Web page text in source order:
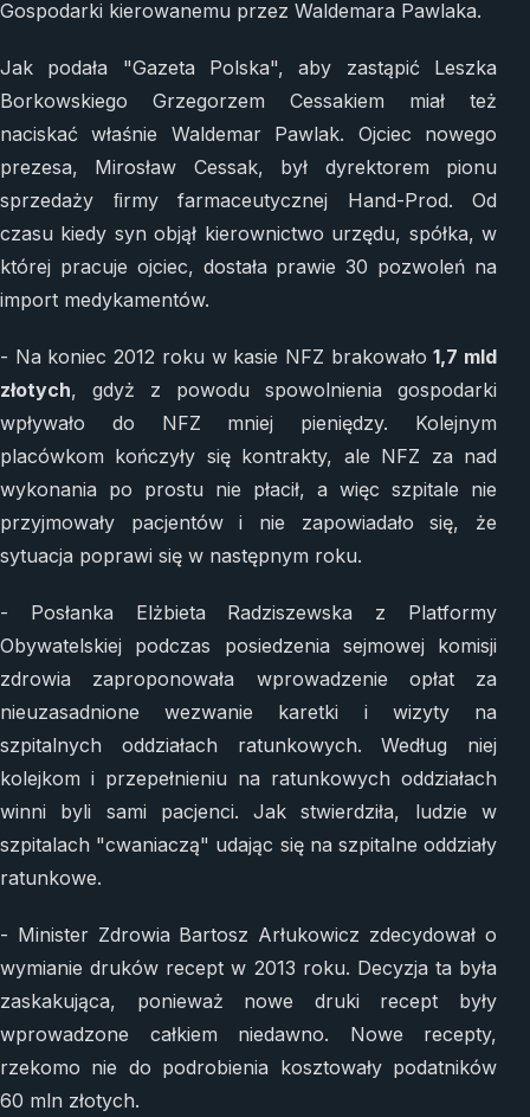
Gospodarki kierowanemu przez Waldemara Pawlaka.
Jak podała "Gazeta Polska", aby zastąpić Leszka
Borkowskiego Grzegorzem Cessakiem miał też
naciskać właśnie Waldemar Pawlak. Ojciec nowego
prezesa, Mirosław Cessak, był dyrektorem pionu
sprzedaży ﬁrmy farmaceutycznej Hand-Prod. Od
czasu kiedy syn objął kierownictwo urzędu, spółka, w
której pracuje ojciec, dostała prawie 30 pozwoleń na
import medykamentów.
- Na koniec 2012 roku w kasie NFZ brakowało1,7 mld
złotych, gdyż z powodu spowolnienia gospodarki
wpływało do NFZ mniej pieniędzy. Kolejnym
placówkom kończyły się kontrakty, ale NFZ za nad
wykonania po prostu nie płacił, a więc szpitale nie
przyjmowały pacjentów i nie zapowiadało się, że
sytuacja poprawi się w następnym roku.
- Posłanka Elżbieta Radziszewska z Platformy
Obywatelskiej podczas posiedzenia sejmowej komisji
zdrowia zaproponowała wprowadzenie opłat za
nieuzasadnione wezwanie karetki i wizyty na
szpitalnych oddziałach ratunkowych. Według niej
kolejkom i przepełnieniu na ratunkowych oddziałach
winni byli sami pacjenci. Jak stwierdziła, ludzie w
szpitalach "cwaniaczą" udając się na szpitalne oddziały
ratunkowe.
- Minister Zdrowia Bartosz Arłukowicz zdecydował o
wymianie druków recept w 2013 roku. Decyzja ta była
zaskakująca, ponieważ nowe druki recept były
wprowadzone całkiem niedawno. Nowe recepty,
rzekomo nie do podrobienia kosztowały podatników
60 mln złotych.